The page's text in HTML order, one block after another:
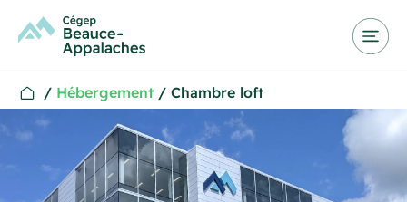
/ Hébergement / Chambre loft